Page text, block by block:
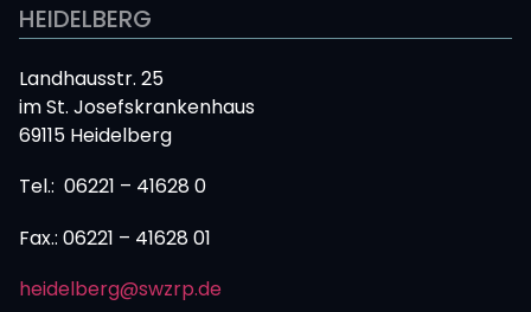
HEIDELBERG
Landhausstr. 25
im St. Josefskrankenhaus
69115 Heidelberg
Tel.: 06221 – 41628 0
Fax.: 06221 – 41628 01
heidelberg@swzrp.de